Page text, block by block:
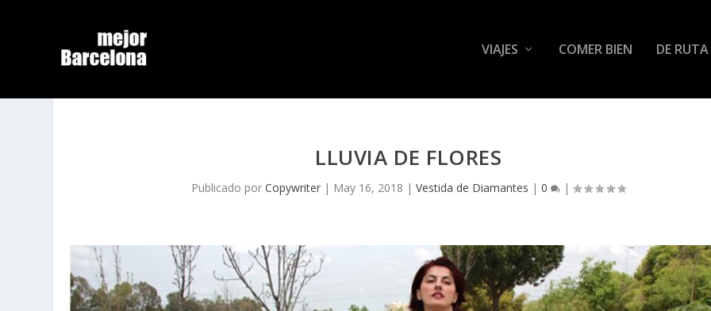
VIAJES COMER BIEN DE RUTA
LLUVIA DE FLORES
Publicado porCopywriter | May 16, 2018 |Vestida de Diamantes |0 |